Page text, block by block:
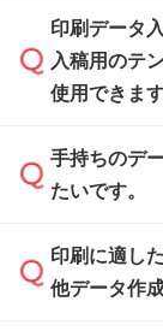
※土日祝日
※沖縄・離
ザインソフ
また、「デ
せいただけ
タを1点作
Illustratorや
ザインソフ
い方は、完
積・ご注文
ください。
ご入稿後は
がないかチ
刷に進みま
印刷データ
入稿用のテ
使用できま
一部商品は
ます。各商
入稿用のテ
Illustratorや
手持ちのデ
たいです。
印刷に適し
タッフが事
印刷に適し
他データ作